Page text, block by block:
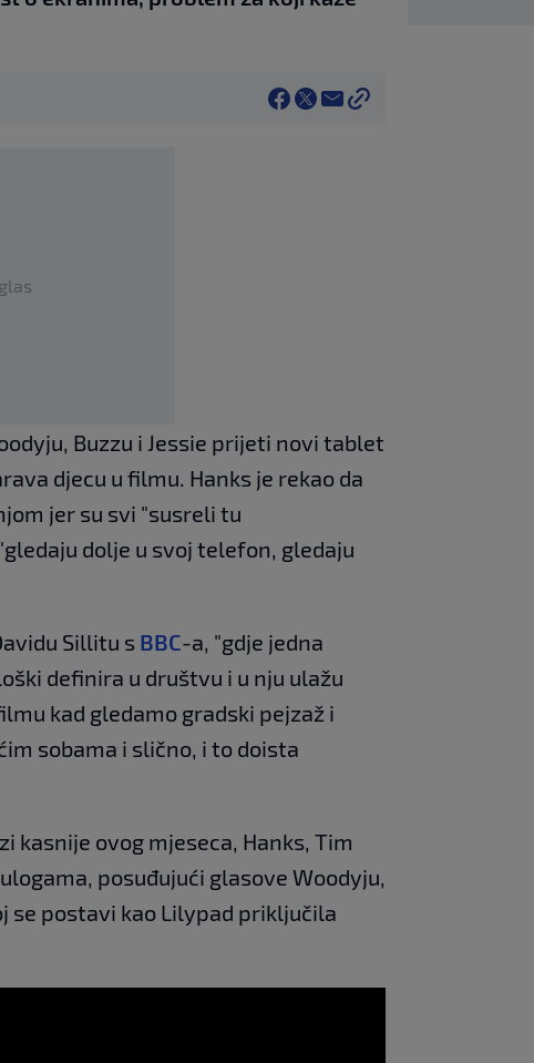
Buzzu i Jessie prijeti novi tablet
djecu u filmu. Hanks je rekao da
jer su svi "susreli tu
dolje u svoj telefon, gledaju
Sillitu s BBC-a, "gdje jedna
definira u društvu i u nju ulažu
kad gledamo gradski pejzaž i
sobama i slično, i to doista
kasnije ovog mjeseca, Hanks, Tim
posuđujući glasove Woodyju,
se postavi kao Lilypad priključila